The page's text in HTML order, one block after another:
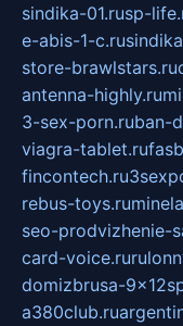
sindika-01.rusp-
e-abis-1-c.ru
store-brawlstars.ru
antenna-highly.ru
3-sex-porn.ruban-
viagra-tablet.ru
fincontech.ru
rebus-toys.ru
seo-prodvizhenie-
card-voice.ru
domizbrusa-
a380club.ru